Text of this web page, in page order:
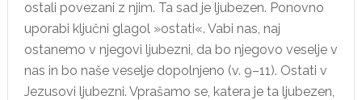
ostali povezani z njim. Ta sad je ljubezen. Ponovno
uporabi ključni glagol »ostati«. Vabi nas, naj
ostanemo v njegovi ljubezni, da bo njegovo veselje v
nas in bo naše veselje dopolnjeno (v. 9–11). Ostati v
Jezusovi ljubezni. Vprašamo se, katera je ta ljubezen,